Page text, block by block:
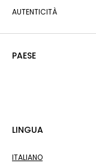
AUTENTICITÀ
PAESE
LINGUA
ITALIANO